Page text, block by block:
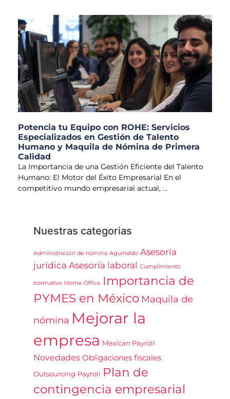
Potencia tu Equipo con ROHE: Servicios
Especializados en Gestión de Talento
Humano y Maquila de Nómina de Primera
Calidad
La Importancia de una Gestión Eficiente del Talento
Humano: El Motor del Éxito Empresarial En el
competitivo mundo empresarial actual,
Nuestras categorias
Administración de nómina Aguinaldo Asesoría
jurídica Asesoría laboral Cumplimiento
normativo Home Office Importancia de
PYMES en México Maquila de
nómina Mejorar la
empresa Mexican Payroll
Novedades Obligaciones fiscales
Outsourcing Payroll Plan de
contingencia empresarial